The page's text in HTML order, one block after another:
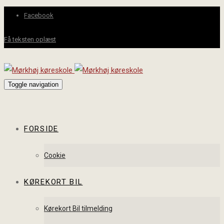
Facebook
Få teksten oplæst
Toggle navigation
FORSIDE
Cookie
KØREKORT BIL
Kørekort Bil tilmelding